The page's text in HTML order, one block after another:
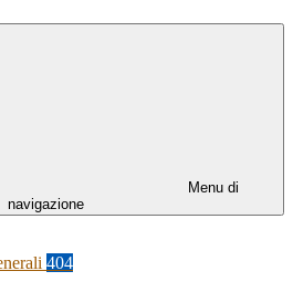
Menu di
navigazione
404